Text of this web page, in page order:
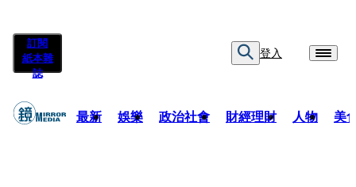
訂閱
紙本雜
誌
登入
最新 娛樂 政治社會 財經理財 人物 美